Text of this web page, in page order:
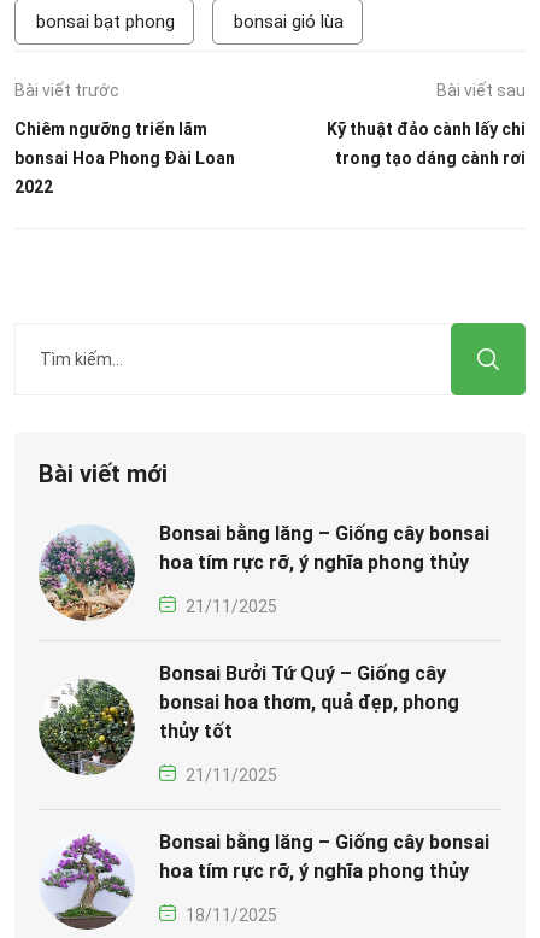
bonsai bạt phong bonsai gió lùa
Bài viết trước
Chiêm ngưỡng triển lãm
bonsai Hoa Phong Đài Loan
2022
Bài viết sau
Kỹ thuật đảo cành lấy chi
trong tạo dáng cành rơi
Bài viết mới
Bonsai bằng lăng – Giống cây bonsai
hoa tím rực rỡ, ý nghĩa phong thủy
21/11/2025
Bonsai Bưởi Tứ Quý – Giống cây
bonsai hoa thơm, quả đẹp, phong
thủy tốt
21/11/2025
Bonsai bằng lăng – Giống cây bonsai
hoa tím rực rỡ, ý nghĩa phong thủy
18/11/2025